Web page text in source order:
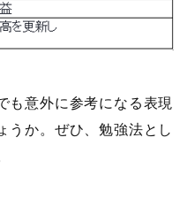
も意外に参考になる表現
うか。ぜひ、勉強法とし